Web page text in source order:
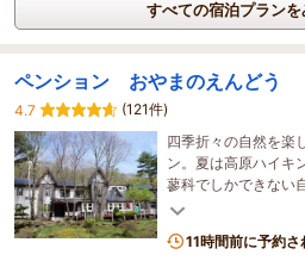
すべての宿泊プランを
ペンション おやまのえんどう
4.7
(121件)
四季折々の自然を楽
ン。夏は高原ハイキ
蓼科でしかできない
す。
11時間前に予約さ